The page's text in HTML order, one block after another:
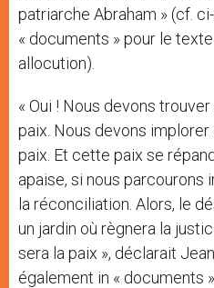
patriarche Abraham » (cf.
« documents » pour le
allocution).
« Oui ! Nous devons
paix. Nous devons implorer
paix. Et cette paix se
apaise, si nous parcourons
la réconciliation. Alors, le
un jardin où règnera la
sera la paix », déclarait
également in « documents